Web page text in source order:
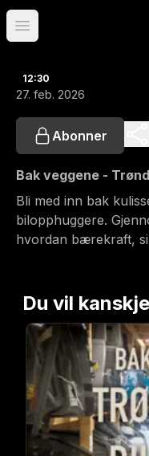
Åpne hovedmeny
12:30
27. feb. 2026
Abonner
Bak veggene -
Bli med inn bak
bilopphuggere.
hvordan bærekraft,
Bildelers avdeling
Bengtsen som
fra identitetskontroll
demontering av deler.
Du vil